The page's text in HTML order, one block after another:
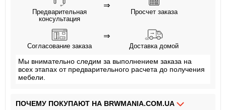
Предварительная
консультация
⇒
Просчет заказа
Согласование заказа
⇒
Доставка домой
Мы внимательно следим за выполнением заказа на
всех этапах от предварительного расчета до получения
мебели.
ПОЧЕМУ ПОКУПАЮТ НА BRWMANIA.COM.UA